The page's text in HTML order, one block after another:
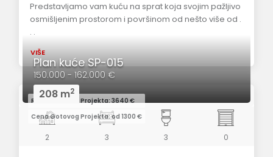
Predstavljamo vam kuću na sprat koja svojim pažljivo
osmišljenim prostorom i površinom od nešto više od .
. .
VIŠE
Redovna Cena Projekta: 3640 €
Cena Gotovog Projekta: od 1300 €
Plan kuće SP-015
150.000 - 162.000 €
208 m2
2 3 3 0